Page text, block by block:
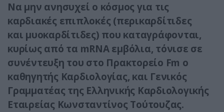
Να μην ανησυχεί ο κόσμος για τις
καρδιακές επιπλοκές (περικαρδίτιδες
και μυοκαρδίτιδες) που καταγράφονται,
κυρίως από τα mRNA εμβόλια, τόνισε σε
συνέντευξη του στο Πρακτορείο Fm ο
καθηγητής Καρδιολογίας, και Γενικός
Γραμματέας της Ελληνικής Καρδιολογικής
Εταιρείας Κωνσταντίνος Τούτουζας.